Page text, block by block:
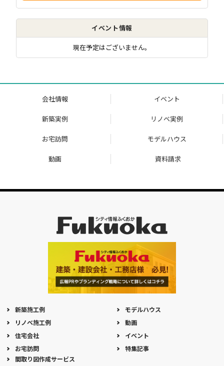
イベント情報
現在予定はございません。
会社情報 イベント
新築実例 リノベ実例
お宅訪問 モデルハウス
動画 資料請求
新築施工例
リノベ施工例
住宅会社
お宅訪問
モデルハウス
動画
イベント
特集記事
間取り図作成サービス